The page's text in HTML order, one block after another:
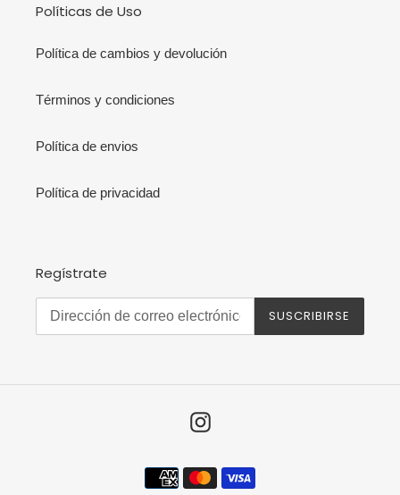
Políticas de Uso
Política de cambios y devolución
Términos y condiciones
Política de envios
Política de privacidad
Regístrate
SUSCRIBIRSE
Instagram
Métodos
de